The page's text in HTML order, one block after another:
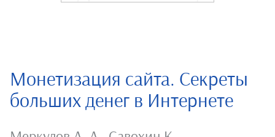
Монетизация сайта. Секреты
больших денег в Интернете